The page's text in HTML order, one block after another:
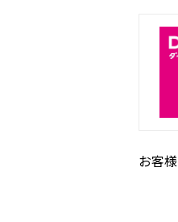
お客